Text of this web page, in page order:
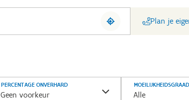
Plan je
PERCENTAGE ONVERHARD
Geen voorkeur
MOEILIJKHEIDSGRAAD
Alle